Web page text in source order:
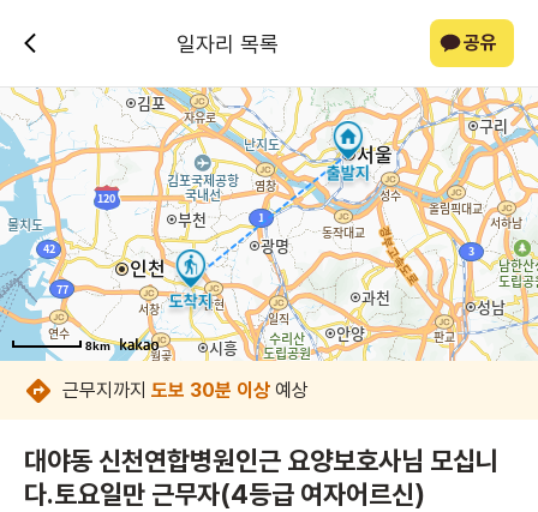
일자리 목록 공유
8km
8km
8km
8km
8km
8km
8km
8km
근무지까지 도보 30분 이상 예상
대야동 신천연합병원인근 요양보호사님 모십니
다.토요일만 근무자(4등급 여자어르신)